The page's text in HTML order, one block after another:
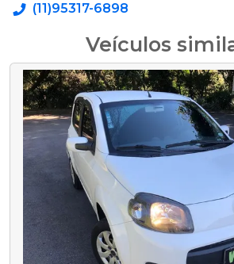
(11)95317-6898
Veículos